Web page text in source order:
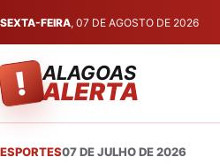
SEXTA-FEIRA, 07 DE AGOSTO DE 2026
! ALAGOAS
ALERTA
ESPORTES07 DE JULHO DE 2026